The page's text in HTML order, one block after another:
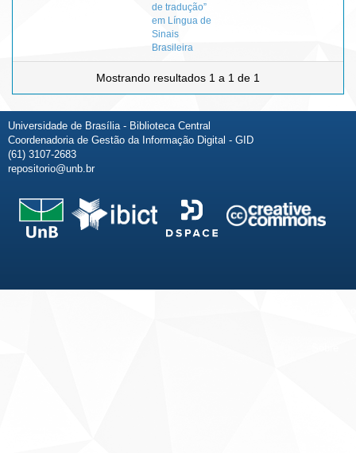
de tradução”
em Língua de
Sinais
Brasileira
Mostrando resultados 1 a 1 de 1
Universidade de Brasília - Biblioteca Central
Coordenadoria de Gestão da Informação Digital - GID
(61) 3107-2683
repositorio@unb.br